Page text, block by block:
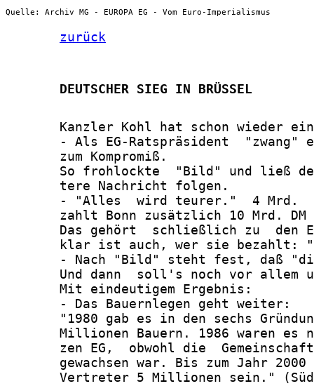
Quelle: Archiv MG - EUROPA EG - Vom Euro-Imperialismus
zurück
       DEUTSCHER SIEG IN BRÜSSEL
Kanzler Kohl hat schon wieder
- Als EG-Ratspräsident  "zwang"
       zum Kompromiß.
So frohlockte  "Bild" und ließ
       tere Nachricht folgen.
- "Alles  wird teurer."  4 Mrd.
zahlt Bonn zusätzlich 10 Mrd. DM
Das gehört  schließlich zu  den
klar ist auch, wer sie bezahlt:
- Nach "Bild" steht fest, daß
Und dann  soll's noch vor allem
       Mit eindeutigem Ergebnis:
       - Das Bauernlegen geht weiter:
"1980 gab es in den sechs
Millionen Bauern. 1986 waren es
zen EG,  obwohl die
gewachsen war. Bis zum Jahr
Vertreter 5 Millionen sein."